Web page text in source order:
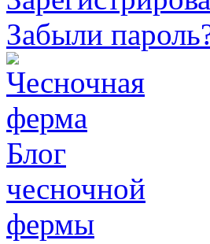
Забыли
Блог
чесночной
фермы